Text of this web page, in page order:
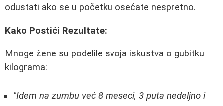
odustati ako se u početku osećate nespretno.
Kako Postići Rezultate:
Mnoge žene su podelile svoja iskustva o gubitku
kilograma:
"Idem na zumbu već 8 meseci, 3 puta nedeljno i